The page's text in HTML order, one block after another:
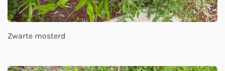
Zwarte mosterd